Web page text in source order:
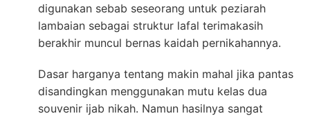
digunakan sebab seseorang untuk peziarah
lambaian sebagai struktur lafal terimakasih
berakhir muncul bernas kaidah pernikahannya.
Dasar harganya tentang makin mahal jika pantas
disandingkan menggunakan mutu kelas dua
souvenir ijab nikah. Namun hasilnya sangat